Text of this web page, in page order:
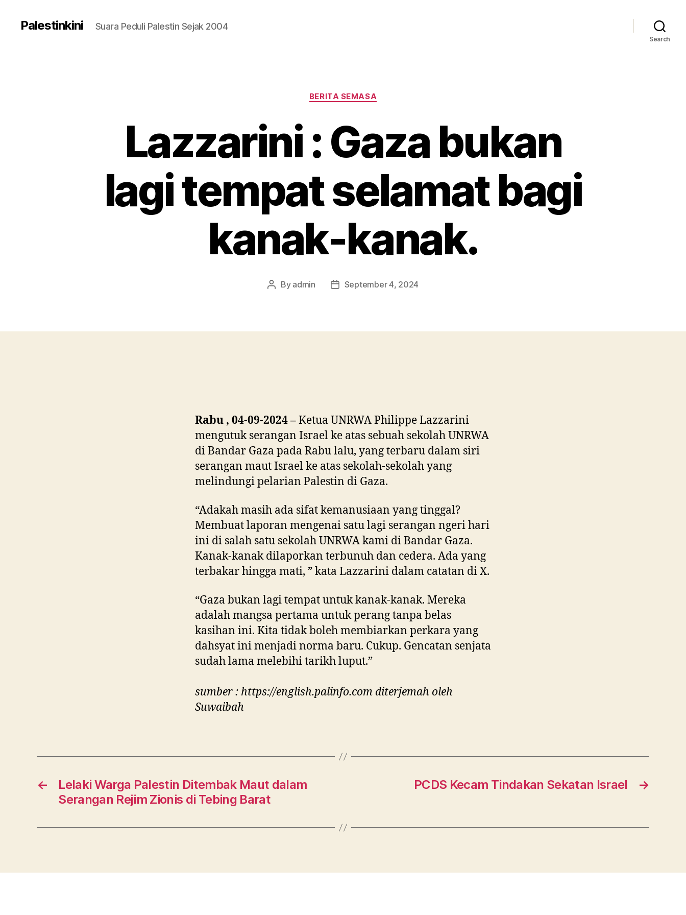
Palestinkini Suara Peduli Palestin Sejak 2004
Search
Categories
BERITA SEMASA
Lazzarini : Gaza bukan
lagi tempat selamat bagi
kanak-kanak.
Post
By admin
PostSeptember 4, 2024
Rabu , 04-09-2024 –Ketua UNRWA Philippe Lazzarini
mengutuk serangan Israel ke atas sebuah sekolah UNRWA
di Bandar Gaza pada Rabu lalu, yang terbaru dalam siri
serangan maut Israel ke atas sekolah-sekolah yang
melindungi pelarian Palestin di Gaza.
“Adakah masih ada sifat kemanusiaan yang tinggal?
Membuat laporan mengenai satu lagi serangan ngeri hari
ini di salah satu sekolah UNRWA kami di Bandar Gaza.
Kanak-kanak dilaporkan terbunuh dan cedera. Ada yang
terbakar hingga mati, ” kata Lazzarini dalam catatan di X.
“Gaza bukan lagi tempat untuk kanak-kanak. Mereka
adalah mangsa pertama untuk perang tanpa belas
kasihan ini. Kita tidak boleh membiarkan perkara yang
dahsyat ini menjadi norma baru. Cukup. Gencatan senjata
sudah lama melebihi tarikh luput.”
sumber : https://english.palinfo.com diterjemah oleh
Suwaibah
←
Lelaki Warga Palestin Ditembak Maut dalam
Serangan Rejim Zionis di Tebing Barat
→
PCDS Kecam Tindakan Sekatan Israel